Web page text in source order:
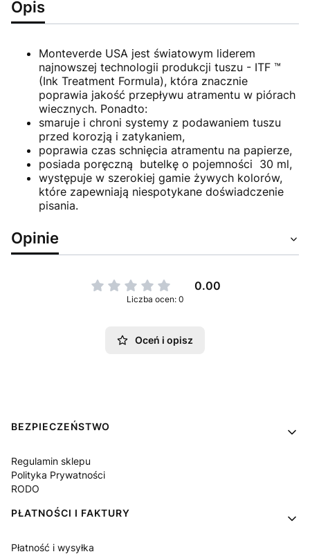
Opis
Monteverde USA jest światowym liderem
najnowszej technologii produkcji tuszu - ITF ™
(Ink Treatment Formula), która znacznie
poprawia jakość przepływu atramentu w piórach
wiecznych. Ponadto:
smaruje i chroni systemy z podawaniem tuszu
przed korozją i zatykaniem,
poprawia czas schnięcia atramentu na papierze,
posiada poręczną butelkę o pojemności 30 ml,
występuje w szerokiej gamie żywych kolorów,
które zapewniają niespotykane doświadczenie
pisania.
Opinie
0.00
Liczba ocen: 0
Oceń i opisz
Linki w stopce
BEZPIECZEŃSTWO
Regulamin sklepu
Polityka Prywatności
RODO
PŁATNOŚCI I FAKTURY
Płatność i wysyłka